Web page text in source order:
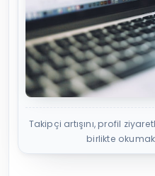
Takipçi artışını, profil
birlikte okumak